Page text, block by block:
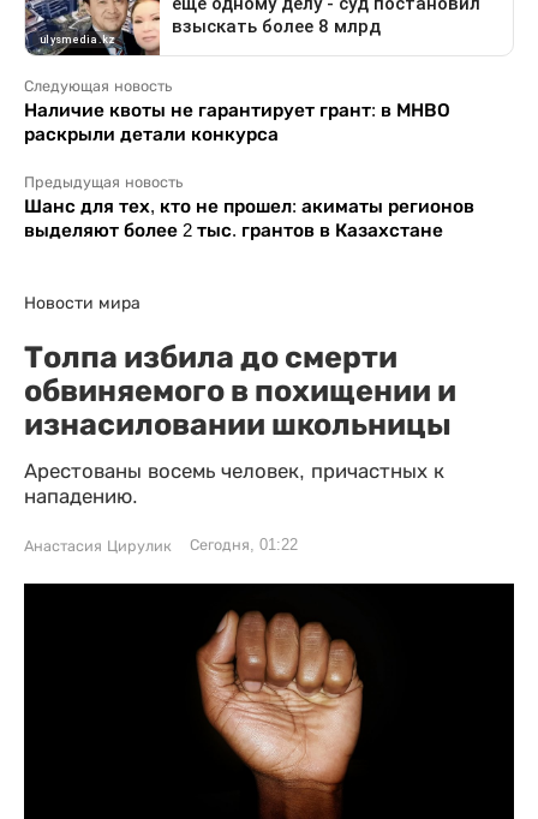
Следующая новость
Наличие квоты не гарантирует грант: в МНВО
раскрыли детали конкурса
Предыдущая новость
Шанс для тех, кто не прошел: акиматы регионов
выделяют более 2 тыс. грантов в Казахстане
Новости мира
Толпа избила до смерти
обвиняемого в похищении и
изнасиловании школьницы
Арестованы восемь человек, причастных к
нападению.
Анастасия Цирулик Сегодня, 01:22